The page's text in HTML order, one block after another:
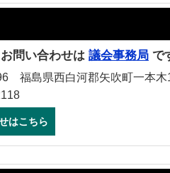
問い合わせは 議会事務局 で
福島県西白河郡矢吹町一本木
はこちら